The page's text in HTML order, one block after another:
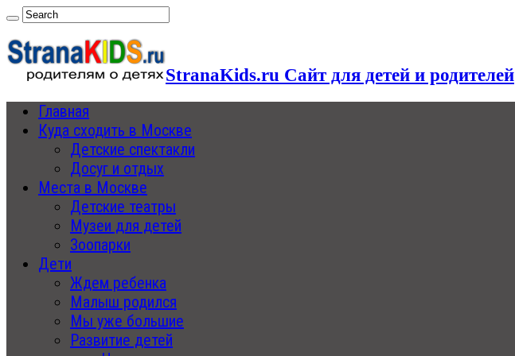
StranaKids.ru Сайт для детей и родителей
Главная
Куда сходить в Москве
Детские спектакли
Досуг и отдых
Места в Москве
Детские театры
Музеи для детей
Зоопарки
Дети
Ждем ребенка
Малыш родился
Мы уже большие
Развитие детей